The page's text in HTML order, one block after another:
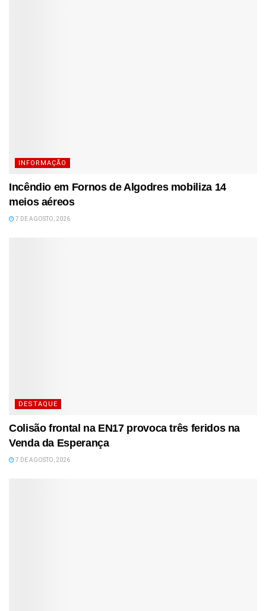
INFORMAÇÃO
Incêndio em Fornos de Algodres mobiliza 14
meios aéreos
7 DE AGOSTO, 2026
DESTAQUE
Colisão frontal na EN17 provoca três feridos na
Venda da Esperança
7 DE AGOSTO, 2026